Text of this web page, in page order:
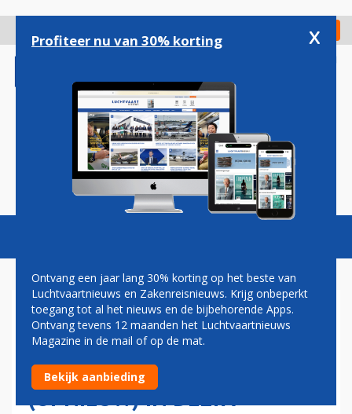
gaan
Check in
Magazine Podcasts Vacatures
BERKSHIRE HATHAWAY
GELOOFT WEER IN DE
LUCHTVAART EN STAPT
(OPNIEUW) IN DELTA
Profiteer nu van 30% korting x
Ontvang een jaar lang 30% korting op het beste van
Luchtvaartnieuws en Zakenreisnieuws. Krijg onbeperkt
toegang tot al het nieuws en de bijbehorende Apps.
Ontvang tevens 12 maanden het Luchtvaartnieuws
Magazine in de mail of op de mat.
Bekijk aanbieding